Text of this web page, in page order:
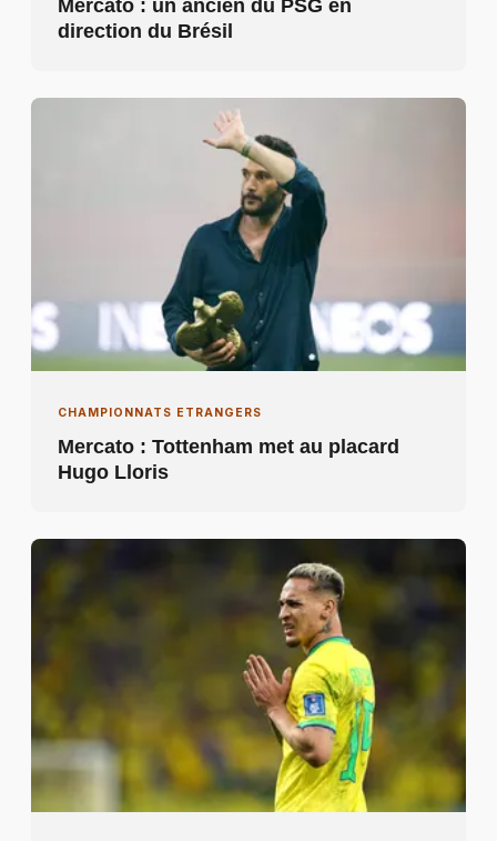
Mercato : un ancien du PSG en
direction du Brésil
CHAMPIONNATS ETRANGERS
Mercato : Tottenham met au placard
Hugo Lloris